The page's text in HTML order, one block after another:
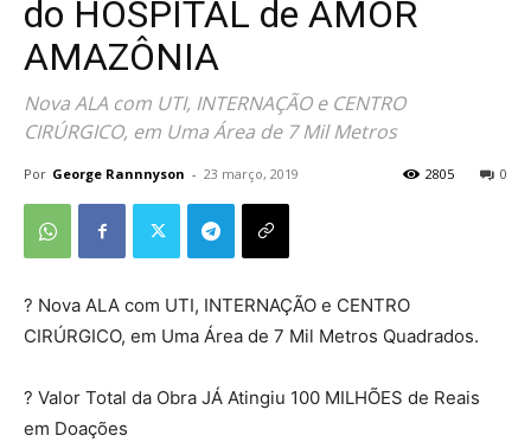
do HOSPITAL de AMOR
AMAZÔNIA
Nova ALA com UTI, INTERNAÇÃO e CENTRO
CIRÚRGICO, em Uma Área de 7 Mil Metros
Por George Rannnyson - 23 março, 2019 0
2805
? Nova ALA com UTI, INTERNAÇÃO e CENTRO
CIRÚRGICO, em Uma Área de 7 Mil Metros Quadrados.
? Valor Total da Obra JÁ Atingiu 100 MILHÕES de Reais
em Doações